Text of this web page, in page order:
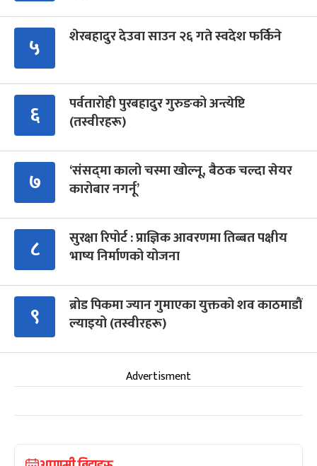
५ शेरबहादुर देउवा साउन २६ गते स्वदेश फर्किने
६
पर्वतारोही पुरबहादुर गुरुङको अन्त्येष्टि
(तस्वीरहरू)
७
‘संसद्‍मा कालो चस्मा खोल्नू, बैठक चल्दा सेयर
कारोबार नगर्नू’
८
सुरक्षा रिपोर्ट : प्राज्ञिक आवरणमा तिब्बत पक्षीय
भाष्य निर्माणको योजना
९
ब्रोड पिकमा ज्यान गुमाएका युक्तको शव काठमाडौं
ल्याइयो (तस्वीरहरू)
Advertisment